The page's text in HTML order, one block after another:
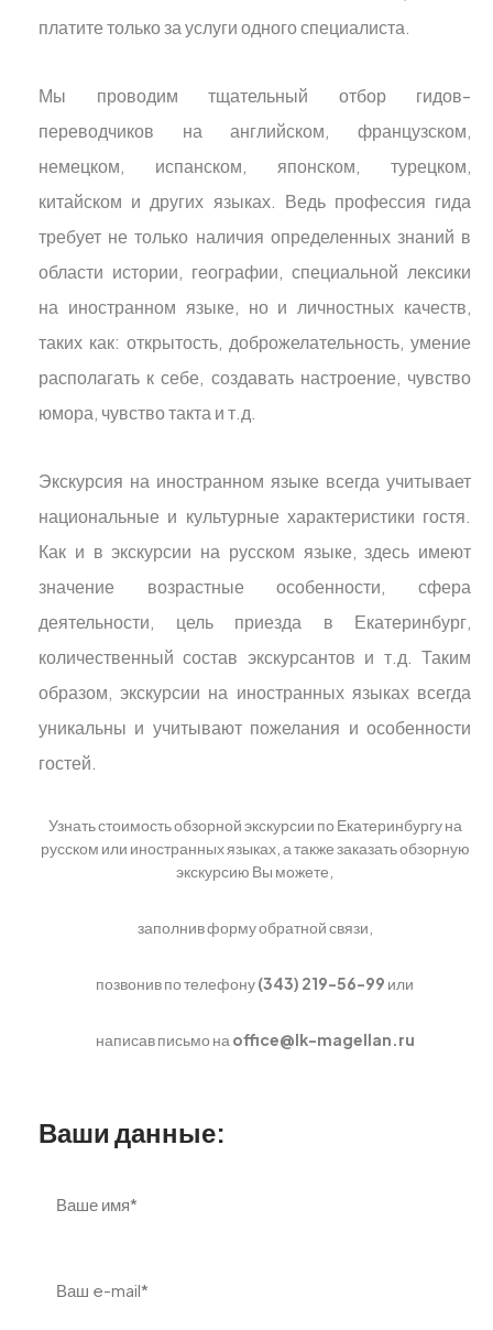
платите только за услуги одного специалиста.
Мы проводим тщательный отбор гидов-
переводчиков на английском, французском,
немецком, испанском, японском, турецком,
китайском и других языках. Ведь профессия гида
требует не только наличия определенных знаний в
области истории, географии, специальной лексики
на иностранном языке, но и личностных качеств,
таких как: открытость, доброжелательность, умение
располагать к себе, создавать настроение, чувство
юмора, чувство такта и т.д.
Экскурсия на иностранном языке всегда учитывает
национальные и культурные характеристики гостя.
Как и в экскурсии на русском языке, здесь имеют
значение возрастные особенности, сфера
деятельности, цель приезда в Екатеринбург,
количественный состав экскурсантов и т.д. Таким
образом, экскурсии на иностранных языках всегда
уникальны и учитывают пожелания и особенности
гостей.
Узнать стоимость обзорной экскурсии по Екатеринбургу на
русском или иностранных языках, а также заказать обзорную
экскурсию Вы можете,
заполнив форму обратной связи,
позвонив по телефону(343) 219-56-99 или
написав письмо на office@lk-magellan.ru
Ваши данные: